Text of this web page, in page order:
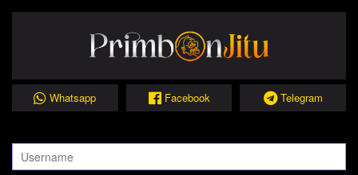
Whatsapp Facebook Telegram